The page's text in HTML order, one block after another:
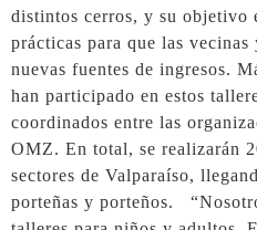
distintos cerros, y su objetivo
prácticas para que las
nuevas fuentes de ingresos.
han participado en estos
coordinados entre las
OMZ. En total, se realizarán
sectores de Valparaíso,
porteñas y porteños.